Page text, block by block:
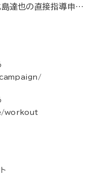
也の直接指導申…
workout